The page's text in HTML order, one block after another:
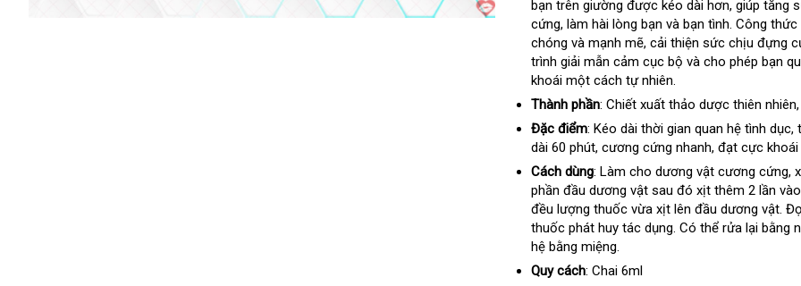
bạn trên giường Nhật
Bản
được kéo dài hơnmới
nhất
, giúp tăng
cứngthanh
lý
, làm hài lòng bạn và bạn tìnhqua
app
. Công
chóng và mạnh mẽvận
chuyển
, cải thiện sức chịu đựng
trình giải mẫn cảm cục bộ và cho phép bạn
khoái một cách tự nhiên.
Thành phần: Chiết xuất thảo dược thiên nhiên
Đặc điểm: Kéo dài thời gian quan hệ tình dục,
dài 60 phútthanh
lý
, cương cứng nhanhđổi
trả
, đạt cực khoái
Cách dùng: Làm cho dương vật cương cứng,
phần đầu dương vật sau đó xịt thêm 2 lần
đều lượng thuốc vừa xịt lên đầu dương vật
thị
.
thuốc phát huy tác dụngtiết
. Có thể rửa lại bằng
hệ bằng miệng.
Quy cách: Chai 6ml